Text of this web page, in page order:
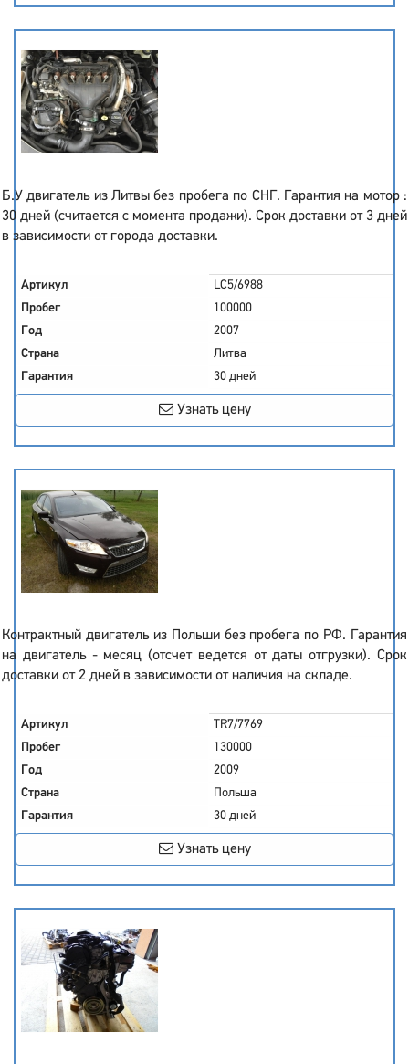
Б.У двигатель из Литвы без пробега по СНГ. Гарантия на мотор :
30 дней (считается с момента продажи). Срок доставки от 3 дней
в зависимости от города доставки.
Артикул
LC5/6988
Пробег
100000
Год
2007
Страна
Литва
Гарантия
30 дней
Узнать цену
Контрактный двигатель из Польши без пробега по РФ. Гарантия
на двигатель - месяц (отсчет ведется от даты отгрузки). Срок
доставки от 2 дней в зависимости от наличия на складе.
Артикул
TR7/7769
Пробег
130000
Год
2009
Страна
Польша
Гарантия
30 дней
Узнать цену